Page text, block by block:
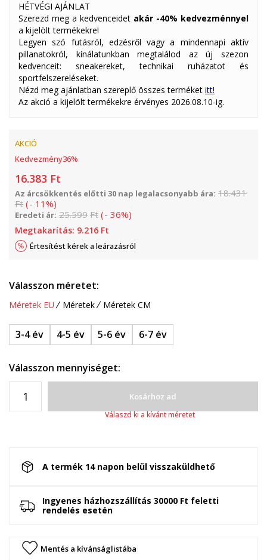
HÉTVÉGI AJÁNLAT
Szerezd meg a kedvenceidet akár -40% kedvezménnyel
a kijelölt termékekre!
Legyen szó futásról, edzésről vagy a mindennapi aktív
pillanatokról, kínálatunkban megtalálod az új szezon
kedvenceit: sneakereket, technikai ruházatot és
sportfelszereléseket.
Nézd meg ajánlatban szereplő összes terméket itt!
Az akció a kijelölt termékekre érvényes 2026.08.10-ig.
AKCIÓ
Kedvezmény36%
16.383 Ft
Az árcsökkentés előtti 30 nap legalacsonyabb ára: 18.431
Ft (- 11 %)
Eredeti ár: 25.599 Ft (- 36%)
Megtakarítás: 9.216 Ft
Értesítést kérek a leárazásról
Válasszon méretet:
Méretek EU Méretek Méretek CM
3-4 év 4-5 év 5-6 év 6-7 év
Válasszon mennyiséget:
Kosárhoz ad
Válaszd ki a kívánt méretet
A termék 14 napon belül visszaküldhető
Ingyenes házhozszállítás 30000 Ft feletti
rendelés esetén
Mentés a kívánságlistába